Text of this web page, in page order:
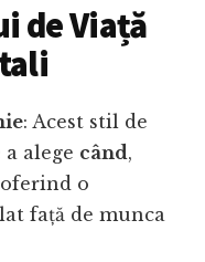
de Viață
: Acest stil de
alege când,
o
față de munca